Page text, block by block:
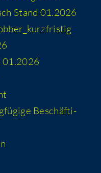
Stand 01.2026
01.2026
Beschäf­ti­